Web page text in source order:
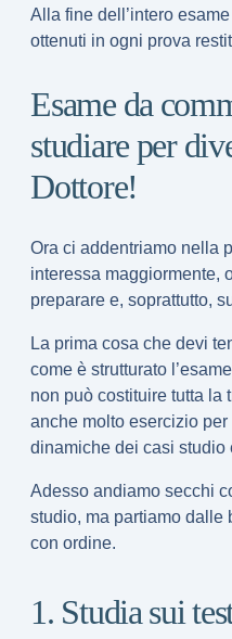
Alla fine dell’intero
ottenuti in ogni prova
Esame da
studiare per
Dottore!
Ora ci addentriamo nella
interessa maggiormente,
preparare e, soprattutto,
La prima cosa che devi
come è strutturato
non può costituire tutta la
anche moltoesercizio per
dinamiche dei casi studio
Adesso andiamo secchi
studio, ma partiamo dalle
con ordine.
1. Studia sui